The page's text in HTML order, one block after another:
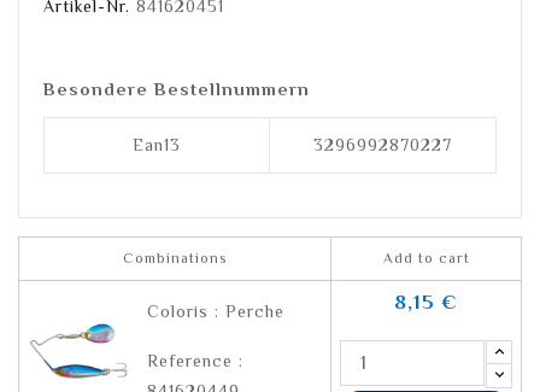
Artikel-Nr. 841620451
Besondere Bestellnummern
Ean13 3296992870227
Combinations Add to cart
Coloris : Perche
Reference :
8,15 €